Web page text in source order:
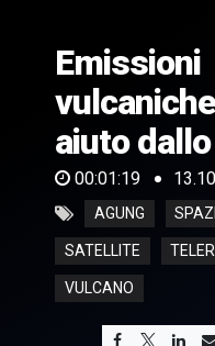
19
seconds
Emissioni
aiuto
00:01:19
AGUNG
SATELLITE
VULCANO